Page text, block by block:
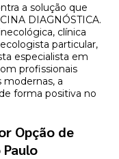
a solução que
DIAGNÓSTICA.
clínica
particular,
especialista em
profissionais
a
forma positiva no
Opção de